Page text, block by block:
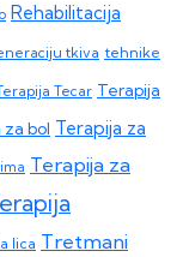
Rehabilitacija
tkiva tehnike
Tecar Terapija
bol Terapija za
Terapija za
lica Tretmani